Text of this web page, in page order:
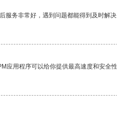
服务非常好，遇到问题都能得到及时解决
应用程序可以给你提供最高速度和安全